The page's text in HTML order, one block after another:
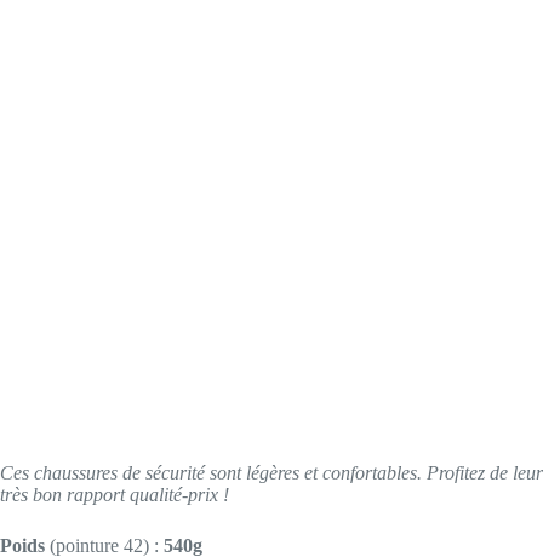
Ces chaussures de sécurité sont légères et confortables. Profitez de leur
très bon rapport qualité-prix !
Poids (pointure 42) : 540g